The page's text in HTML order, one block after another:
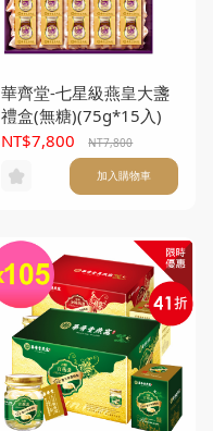
華齊堂-七星級燕皇大盞
禮盒(無糖)(75g*15入)
NT$7,800
NT7,800
加入購物車